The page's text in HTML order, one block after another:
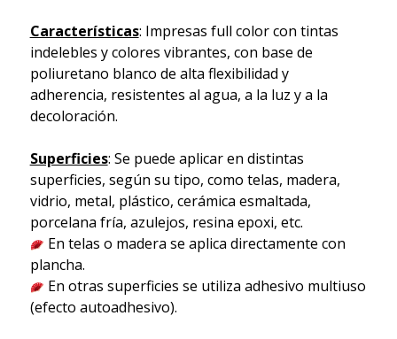
Características: Impresas full color con tintas
indelebles y colores vibrantes, con base de
poliuretano blanco de alta flexibilidad y
adherencia, resistentes al agua, a la luz y a la
decoloración.
Superficies: Se puede aplicar en distintas
superficies, según su tipo, como telas, madera,
vidrio, metal, plástico, cerámica esmaltada,
porcelana fría, azulejos, resina epoxi, etc.
En telas o madera se aplica directamente con
plancha.
En otras superficies se utiliza adhesivo multiuso
(efecto autoadhesivo).